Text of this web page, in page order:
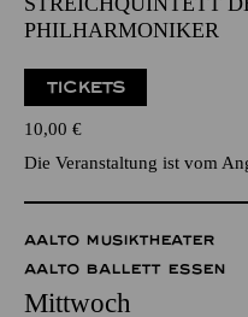
SSENER
STREICHQUINTETT
PHILHARMONIKER
TICKETS
10,00€
Die Veranstaltung ist vom
AALTO MUSIKTHEATER